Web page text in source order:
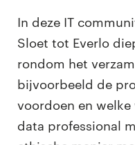
In deze IT
Sloet tot Everlo
rondom het
bijvoorbeeld de
voordoen en
data professional